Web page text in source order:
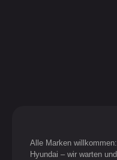
Alle Marken
Hyundai – wir warten